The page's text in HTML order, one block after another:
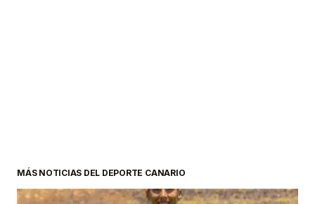
MÁS NOTICIAS DEL DEPORTE CANARIO